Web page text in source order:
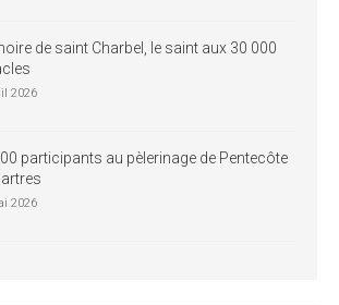
de saint Charbel, le saint aux 30 000
2026
participants au pèlerinage de Pentecôte
2026